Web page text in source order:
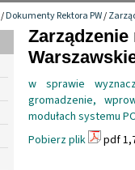
/Dokumenty Rektora PW/
w sprawie
gromadzenie,
modułach systemu
Pobierz plik
pdf